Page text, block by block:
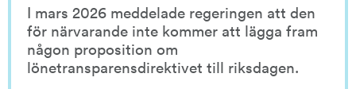
I mars 2026 meddelade regeringen att den
för närvarande inte kommer att lägga fram
någon proposition om
lönetransparensdirektivet till riksdagen.